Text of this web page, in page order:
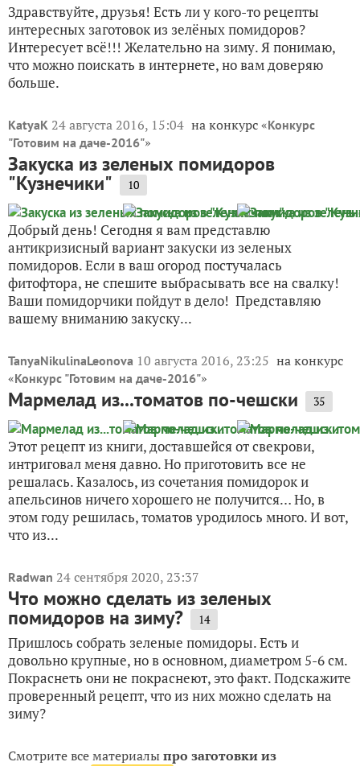
Здравствуйте, друзья! Есть ли у кого-то рецепты
интересных заготовок из зелёных помидоров?
Интересует всё!!! Желательно на зиму. Я понимаю,
что можно поискать в интернете, но вам доверяю
больше.
KatyaK 24 августа 2016, 15:04 на конкурс «Конкурс
"Готовим на даче-2016"»
Закуска из зеленых помидоров
"Кузнечики" 10
Добрый день! Сегодня я вам представлю
антикризисный вариант закуски из зеленых
помидоров. Если в ваш огород постучалась
фитофтора, не спешите выбрасывать все на свалку!
Ваши помидорчики пойдут в дело! Представляю
вашему вниманию закуску...
TanyaNikulinaLeonova 10 августа 2016, 23:25 на конкурс
«Конкурс "Готовим на даче-2016"»
Мармелад из...томатов по-чешски 35
Этот рецепт из книги, доставшейся от свекрови,
интриговал меня давно. Но приготовить все не
решалась. Казалось, из сочетания помидорок и
апельсинов ничего хорошего не получится… Но, в
этом году решилась, томатов уродилось много. И вот,
что из...
Radwan 24 сентября 2020, 23:37
Что можно сделать из зеленых
помидоров на зиму? 14
Пришлось собрать зеленые помидоры. Есть и
довольно крупные, но в основном, диаметром 5-6 см.
Покраснеть они не покраснеют, это факт. Подскажите
проверенный рецепт, что из них можно сделать на
зиму?
Смотрите все материалыпро заготовки из